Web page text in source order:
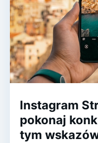
Instagram
pokonaj
tym